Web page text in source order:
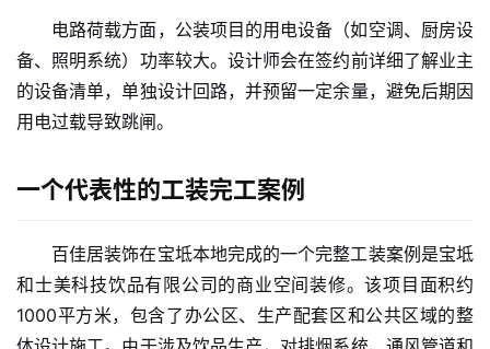
资
讯
电路荷载方面，公装项目的用电设备（如空调、厨房设
备、照明系统）功率较大。设计师会在签约前详细了解业主
的设备清单，单独设计回路，并预留一定余量，避免后期因
用电过载导致跳闸。
一个代表性的工装完工案例
百佳居装饰在宝坻本地完成的一个完整工装案例是宝坻
和士美科技饮品有限公司的商业空间装修。该项目面积约
1000平方米，包含了办公区、生产配套区和公共区域的整